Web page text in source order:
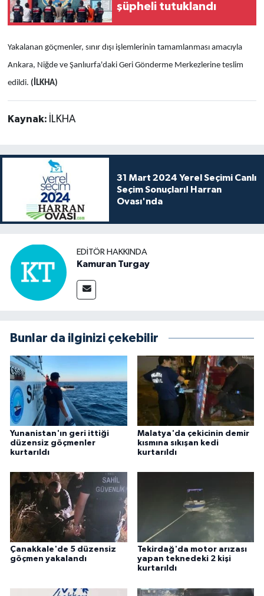
şüpheli tutuklandı
Yakalanan göçmenler, sınır dışı işlemlerinin tamamlanması amacıyla
Ankara, Niğde ve Şanlıurfa'daki Geri Gönderme Merkezlerine teslim
edildi. (İLKHA)
Kaynak: İLKHA
31 Mart 2024 Yerel Seçimi Canlı
Seçim Sonuçları! Harran
Ovası'nda
EDITÖR HAKKINDA
Kamuran Turgay
Bunlar da ilginizi çekebilir
Yunanistan'ın geri ittiği
düzensiz göçmenler
kurtarıldı
Malatya'da çekicinin demir
kısmına sıkışan kedi
kurtarıldı
Çanakkale'de 5 düzensiz
göçmen yakalandı
Tekirdağ'da motor arızası
yapan teknedeki 2 kişi
kurtarıldı